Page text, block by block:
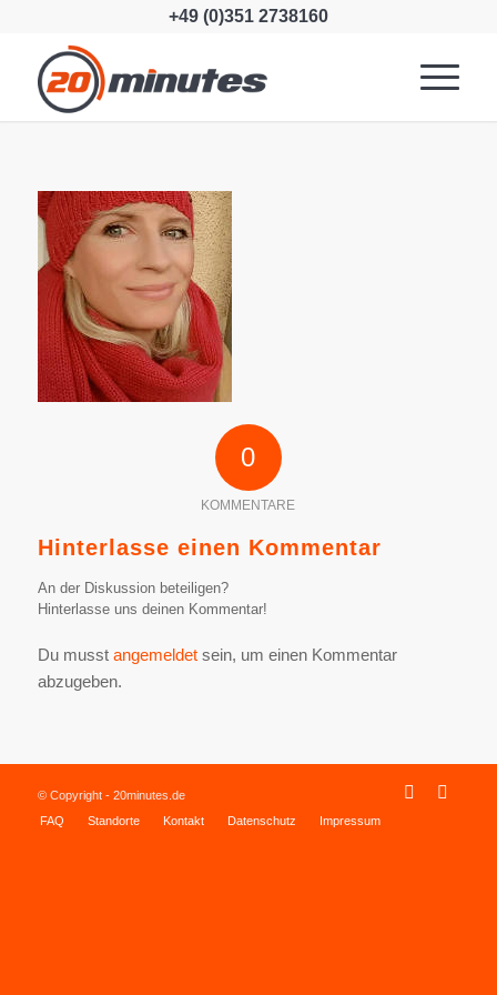
+49 (0)351 2738160
0
KOMMENTARE
Hinterlasse einen Kommentar
An der Diskussion beteiligen?
Hinterlasse uns deinen Kommentar!
Du musst angemeldetsein, um einen Kommentar
abzugeben.
© Copyright - 20minutes.de
FAQ
Standorte Kontakt Datenschutz Impressum